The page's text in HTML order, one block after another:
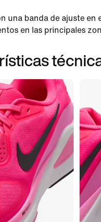
una banda de ajuste en
en las principales